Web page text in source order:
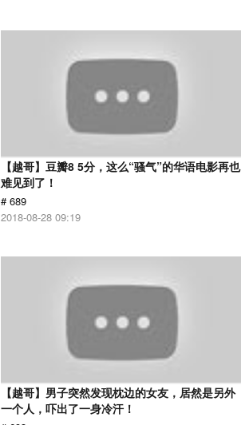
【越哥】豆瓣8 5分，这么“骚气”的华语电影再也
难见到了！
# 689
2018-08-28 09:19
【越哥】男子突然发现枕边的女友，居然是另外
一个人，吓出了一身冷汗！